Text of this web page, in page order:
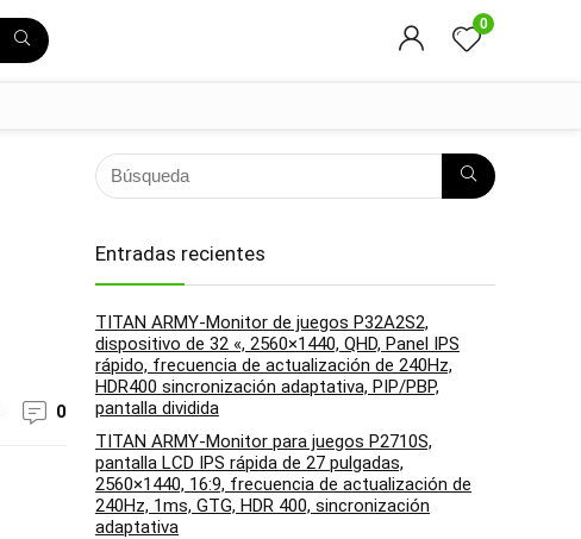
0
0
Entradas recientes
TITAN ARMY-Monitor de juegos P32A2S2,
dispositivo de 32 «, 2560×1440, QHD, Panel IPS
rápido, frecuencia de actualización de 240Hz,
HDR400 sincronización adaptativa, PIP/PBP,
pantalla dividida
TITAN ARMY-Monitor para juegos P2710S,
pantalla LCD IPS rápida de 27 pulgadas,
2560×1440, 16:9, frecuencia de actualización de
240Hz, 1ms, GTG, HDR 400, sincronización
adaptativa